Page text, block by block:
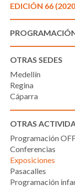
EDICIÓN 66
OTRAS SEDES
Medellín
Regina
Cáparra
OTRAS
Programación
Conferencias
Exposiciones
Pasacalles
Programación